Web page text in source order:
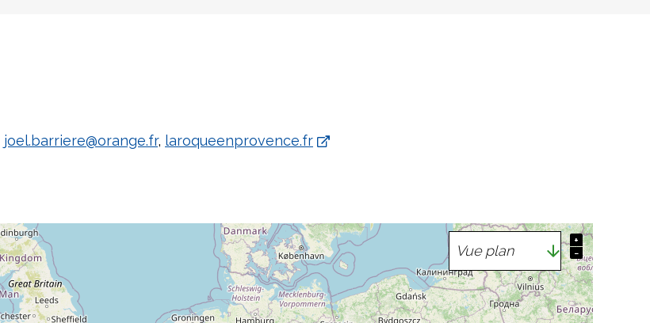
joel.barriere@orange.fr, laroqueenprovence.fr
+
−